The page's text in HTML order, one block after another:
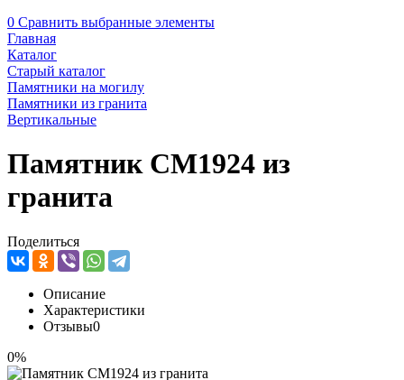
0 Сравнить выбранные элементы
Главная
Каталог
Старый каталог
Памятники на могилу
Памятники из гранита
Вертикальные
Памятник CM1924 из
гранита
Поделиться
Описание
Характеристики
Отзывы0
0%